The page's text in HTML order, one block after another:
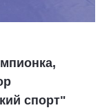
спорт"